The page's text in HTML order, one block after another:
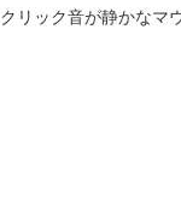
クリック音が静かなマ